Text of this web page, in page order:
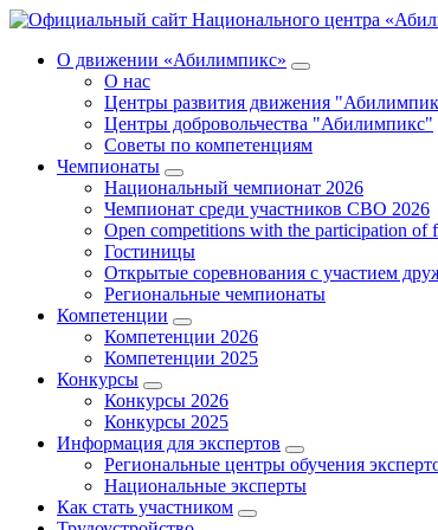
О движении «Абилимпикс»
О нас
Центры развития движения
Центры добровольчества "Абилимпикс"
Советы по компетенциям
Чемпионаты
Национальный чемпионат 2026
Чемпионат среди участников СВО 2026
Open competitions with the participation of
Гостиницы
Открытые соревнования с участием
Региональные чемпионаты
Компетенции
Компетенции 2026
Компетенции 2025
Конкурсы
Конкурсы 2026
Конкурсы 2025
Информация для экспертов
Региональные центры обучения
Национальные эксперты
Как стать участником